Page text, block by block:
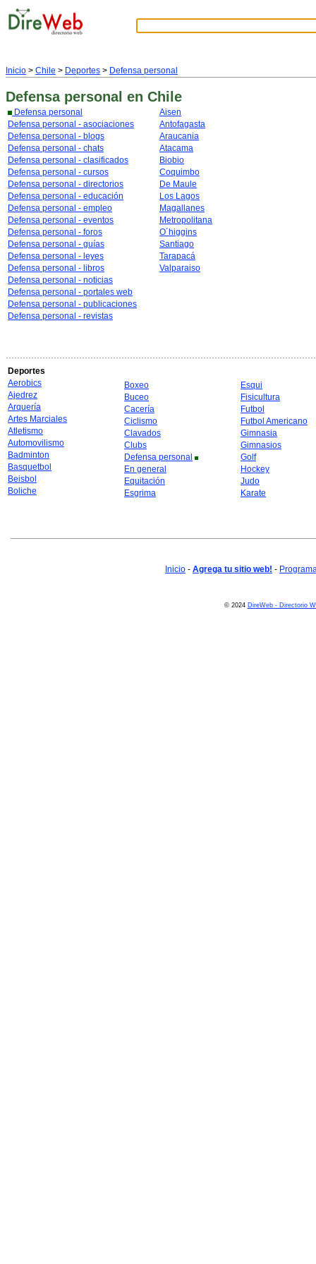
Inicio > Chile > Deportes > Defensa personal
Defensa personal en Chile
Defensa personal
Defensa personal - asociaciones
Defensa personal - blogs
Defensa personal - chats
Defensa personal - clasificados
Defensa personal - cursos
Defensa personal - directorios
Defensa personal - educación
Defensa personal - empleo
Defensa personal - eventos
Defensa personal - foros
Defensa personal - guías
Defensa personal - leyes
Defensa personal - libros
Defensa personal - noticias
Defensa personal - portales web
Defensa personal - publicaciones
Defensa personal - revistas
Aisen
Antofagasta
Araucania
Atacama
Biobio
Coquimbo
De Maule
Los Lagos
Magallanes
Metropolitana
O´higgins
Santiago
Tarapacá
Valparaiso
Deportes
Aerobics
Ajedrez
Arquería
Artes Marciales
Atletismo
Automovilismo
Badminton
Basquetbol
Beisbol
Boliche
Boxeo
Buceo
Cacería
Ciclismo
Clavados
Clubs
Defensa personal
En general
Equitación
Esgrima
Esqui
Fisicultura
Futbol
Futbol Americano
Gimnasia
Gimnasios
Golf
Hockey
Judo
Karate
Inicio - Agrega tu sitio web! -
© 2024 DireWeb - Directorio